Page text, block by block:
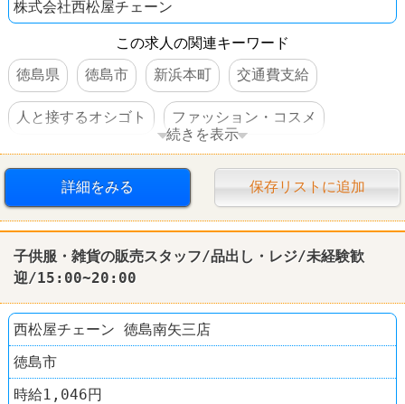
株式会社西松屋チェーン
この求人の関連キーワード
徳島県
徳島市 新浜本町 交通費支給
人と接するオシゴト ファッション・コスメ
西松屋
続きを表示
詳細をみる 保存リストに追加
子供服・雑貨の販売スタッフ/品出し・レジ/未経験歓
迎/15:00~20:00
西松屋チェーン 徳島南矢三店
徳島市
時給1,046円